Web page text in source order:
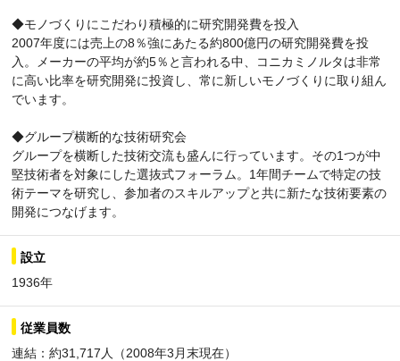
◆モノづくりにこだわり積極的に研究開発費を投入
2007年度には売上の8％強にあたる約800億円の研究開発費を投
入。メーカーの平均が約5％と言われる中、コニカミノルタは非常
に高い比率を研究開発に投資し、常に新しいモノづくりに取り組ん
でいます。
◆グループ横断的な技術研究会
グループを横断した技術交流も盛んに行っています。その1つが中
堅技術者を対象にした選抜式フォーラム。1年間チームで特定の技
術テーマを研究し、参加者のスキルアップと共に新たな技術要素の
開発につなげます。
設立
1936年
従業員数
連結：約31,717人（2008年3月末現在）